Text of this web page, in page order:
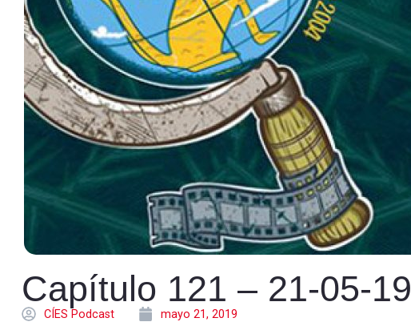
Capítulo 121 – 21-05-19
CÍES Podcast mayo 21, 2019